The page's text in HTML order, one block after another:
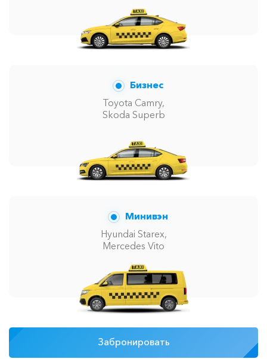
Бизнес
Toyota Camry,
Skoda Superb
Минивэн
Hyundai Starex,
Mercedes Vito
Забронировать